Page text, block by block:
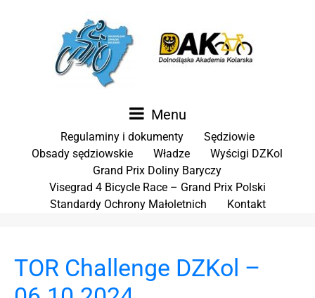
Menu
Regulaminy i dokumenty
Sędziowie
Obsady sędziowskie
Władze
Wyścigi DZKol
Grand Prix Doliny Baryczy
Visegrad 4 Bicycle Race – Grand Prix Polski
Standardy Ochrony Małoletnich
Kontakt
TOR Challenge DZKol –